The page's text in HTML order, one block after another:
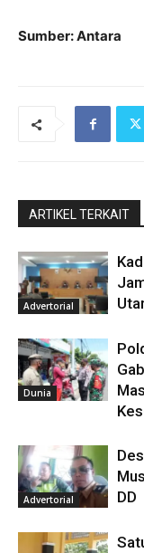
Sumber: Antara
ARTIKEL TERKAIT
Advertorial
Dunia
Advertorial
DD